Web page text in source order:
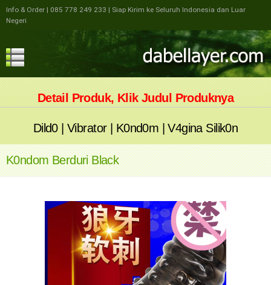
Info & Order | 085 778 249 233 | Siap Kirim ke Seluruh Indonesia dan Luar
Negeri
Detail Produk, Klik Judul Produknya
Dild0|Vibrator | K0nd0m |V4gina Silik0n
K0ndom Berduri Black